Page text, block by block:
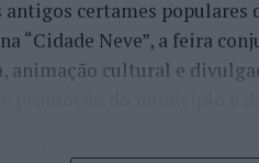
outras atividades,
foi o desenvolvimento
antigos certames
“Cidade Neve”, a feira
animação cultural e
Carlos, o crescimento